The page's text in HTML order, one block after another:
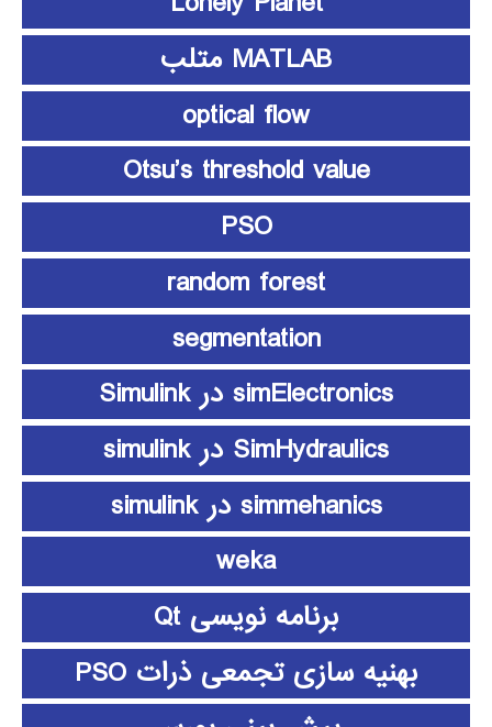
MATLAB متلب
optical flow
Otsu’s threshold value
PSO
random forest
segmentation
simElectronics در Simulink
SimHydraulics در simulink
simmehanics در simulink
weka
برنامه نویسی Qt
بهنیه سازی تجمعی ذرات PSO